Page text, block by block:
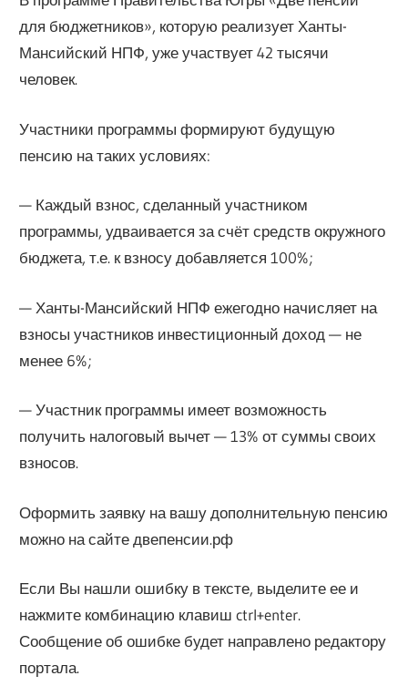
для бюджетников», которую реализует Ханты-
Мансийский НПФ, уже участвует 42 тысячи
человек.
Участники программы формируют будущую
пенсию на таких условиях:
— Каждый взнос, сделанный участником
программы, удваивается за счёт средств окружного
бюджета, т.е. к взносу добавляется 100%;
— Ханты-Мансийский НПФ ежегодно начисляет на
взносы участников инвестиционный доход — не
менее 6%;
— Участник программы имеет возможность
получить налоговый вычет — 13% от суммы своих
взносов.
Оформить заявку на вашу дополнительную пенсию
можно на сайте двепенсии.рф
Если Вы нашли ошибку в тексте, выделите ее и
нажмите комбинацию клавиш ctrl+enter.
Сообщение об ошибке будет направлено редактору
портала.